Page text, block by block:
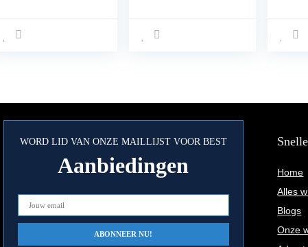
tuingereedschap,
100
WORD LID VAN ONZE MAILLIJST VOOR BEST
Aanbiedingen
Home
Alles
Blogs
Onze